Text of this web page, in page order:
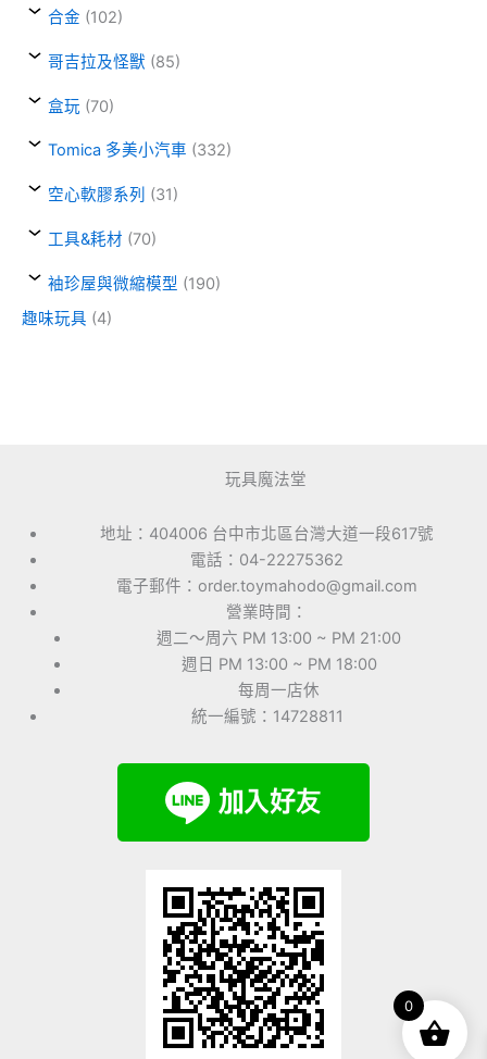
合金 (102)
哥吉拉及怪獸 (85)
盒玩 (70)
Tomica 多美小汽車 (332)
空心軟膠系列 (31)
工具&耗材 (70)
袖珍屋與微縮模型 (190)
趣味玩具 (4)
玩具魔法堂
地址：404006 台中市北區台灣大道一段617號
電話：04-22275362
電子郵件：order.toymahodo@gmail.com
營業時間：
週二～周六 PM 13:00 ~ PM 21:00
週日 PM 13:00 ~ PM 18:00
每周一店休
統一編號：14728811
0